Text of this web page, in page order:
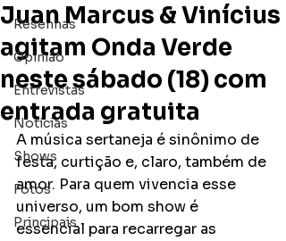
Resenhas
Opinião
Entrevistas
Notícias
Shows
Fotos
Principais
Juan Marcus & Vinícius
agitam Onda Verde
neste sábado (18) com
entrada gratuita
A música sertaneja é sinônimo de
festa, curtição e, claro, também de
amor. Para quem vivencia esse
universo, um bom show é
essencial para recarregar as